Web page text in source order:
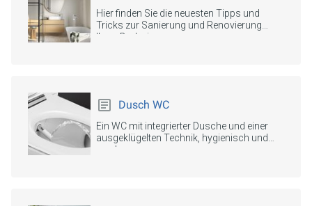
Hier finden Sie die neuesten Tipps und
Tricks zur Sanierung und Renovierung
Ihres Badezimmers.
Dusch WC
Ein WC mit integrierter Dusche und einer
ausgeklügelten Technik, hygienisch und
modern.